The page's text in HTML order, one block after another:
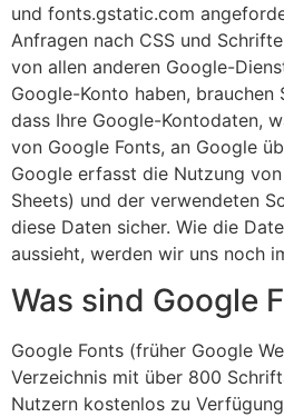
und fonts.gstatic.com
Anfragen nach CSS und
von allen anderen Google-
Google-Konto haben, brauchen
dass Ihre Google-Kontodaten,
von Google Fonts, an Google
Google erfasst die Nutzung
Sheets) und der verwendeten
diese Daten sicher. Wie die
aussieht, werden wir uns noch
Was sind Google
Google Fonts (früher Google
Verzeichnis mit über 800
Nutzern kostenlos zu